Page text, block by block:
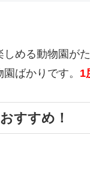
める動物園が
ばかりです。 1
すすめ！